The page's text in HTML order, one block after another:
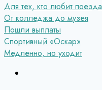
Для тех, кто любит поезда
От колледжа до музея
Пошли выплаты
Спортивный «Оскар»
Медленно, но уходит